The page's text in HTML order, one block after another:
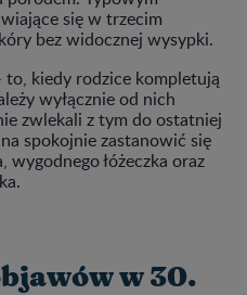
się w trzecim
bez widocznej wysypki.
to, kiedy rodzice kompletują
wyłącznie od nich
zwlekali z tym do ostatniej
spokojnie zastanowić się
łóżeczka oraz
w 30.